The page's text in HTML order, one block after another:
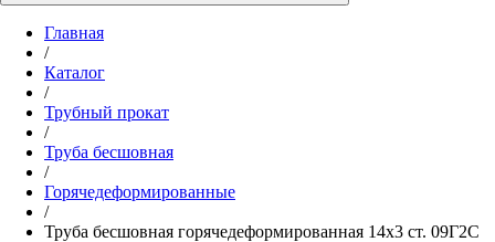
Главная
/
Каталог
/
Трубный прокат
/
Труба бесшовная
/
Горячедеформированные
/
Труба бесшовная горячедеформированная 14х3 ст. 09Г2С